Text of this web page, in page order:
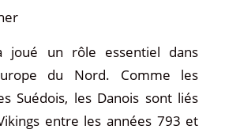
joué un rôle essentiel dans
du Nord. Comme les
Suédois, les Danois sont liés
entre les années 793 et